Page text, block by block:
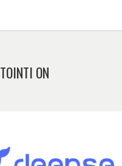
ON